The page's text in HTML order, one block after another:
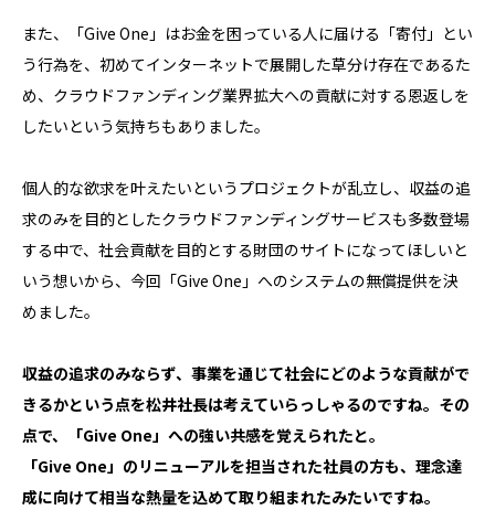
また、「Give One」はお金を困っている人に届ける「寄付」とい
う行為を、初めてインターネットで展開した草分け存在であるた
め、クラウドファンディング業界拡大への貢献に対する恩返しを
したいという気持ちもありました。
個人的な欲求を叶えたいというプロジェクトが乱立し、収益の追
求のみを目的としたクラウドファンディングサービスも多数登場
する中で、社会貢献を目的とする財団のサイトになってほしいと
いう想いから、今回「Give One」へのシステムの無償提供を決
めました。
収益の追求のみならず、事業を通じて社会にどのような貢献がで
きるかという点を松井社長は考えていらっしゃるのですね。その
点で、「Give One」への強い共感を覚えられたと。
「Give One」のリニューアルを担当された社員の方も、理念達
成に向けて相当な熱量を込めて取り組まれたみたいですね。